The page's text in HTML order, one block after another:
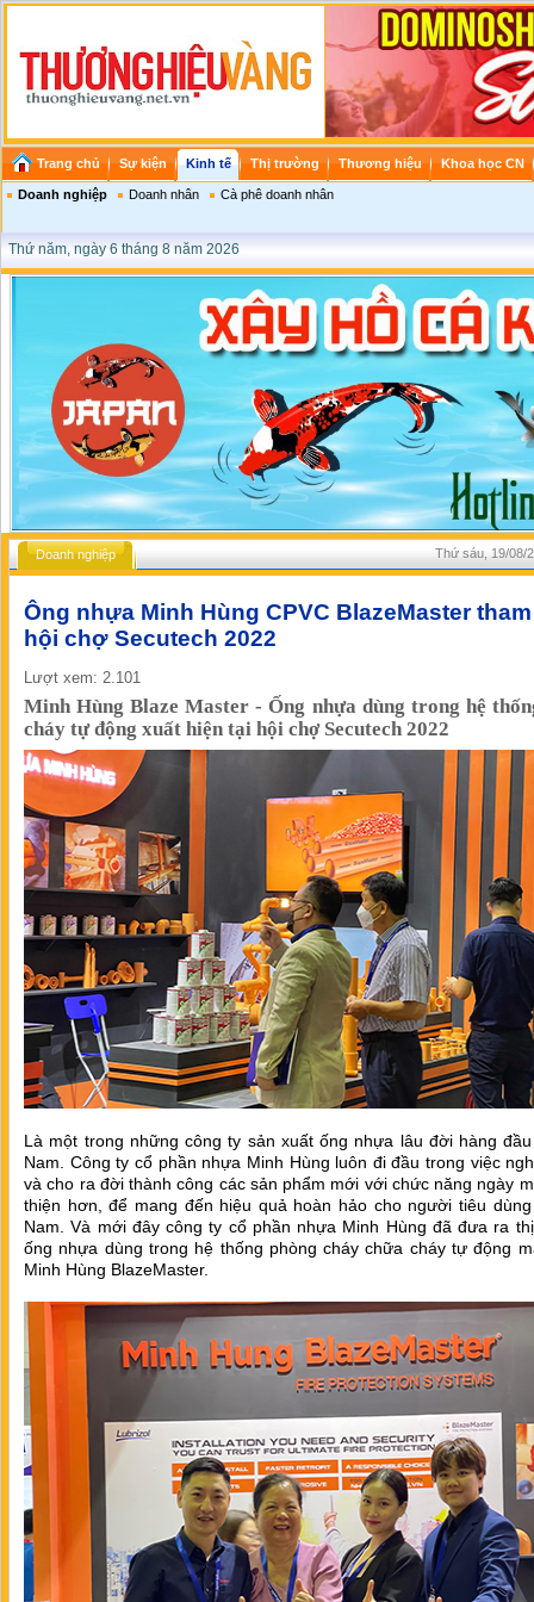
Trang chủ Sự kiện Kinh tế Thị trường Thương hiệu Khoa học CN
Doanh nghiệp Doanh nhân Cà phê doanh nhân
Thứ năm, ngày 6 tháng 8 năm 2026
Doanh nghiệp Thứ sáu, 19/08/
Ông nhựa Minh Hùng CPVC BlazeMaster
hội chợ Secutech 2022
Lượt xem: 2.101
Minh Hùng Blaze Master - Ống nhựa dùng trong hệ
cháy tự động xuất hiện tại hội chợ Secutech 2022
Là một trong những công ty sản xuất ống nhựa lâu đời hàng
Nam. Công ty cổ phần nhựa Minh Hùng luôn đi đầu trong việc
và cho ra đời thành công các sản phẩm mới với chức năng ngày
thiện hơn, để mang đến hiệu quả hoàn hảo cho người tiêu
Nam. Và mới đây công ty cổ phần nhựa Minh Hùng đã đưa ra
ống nhựa dùng trong hệ thống phòng cháy chữa cháy tự động
Minh Hùng BlazeMaster.